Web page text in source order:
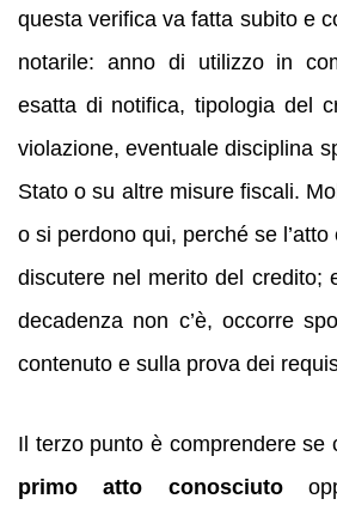
questa verifica va fatta subito e
notarile: anno di utilizzo in
esatta di notifica, tipologia del
violazione, eventuale disciplina
Stato o su altre misure fiscali.
o si perdono qui, perché se
discutere nel merito del credito;
decadenza non c’è, occorre
contenuto e sulla prova dei
Il terzo punto è comprendere se
primo atto conosciuto